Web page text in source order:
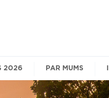
2026 PAR MUMS